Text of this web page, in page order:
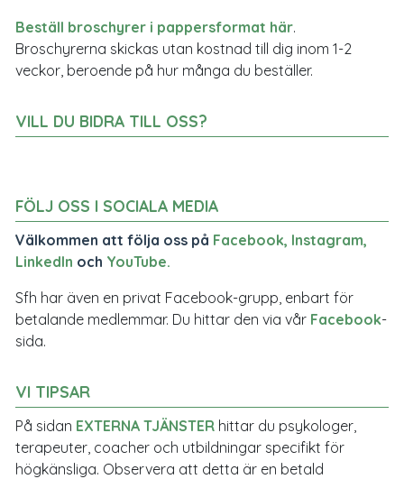
Beställ broschyrer i pappersformat här.
Broschyrerna skickas utan kostnad till dig inom 1-2
veckor, beroende på hur många du beställer.
VILL DU BIDRA TILL OSS?
FÖLJ OSS I SOCIALA MEDIA
Välkommen att följa oss på Facebook, Instagram,
LinkedIn och YouTube.
Sfh har även en privat Facebook-grupp, enbart för
betalande medlemmar. Du hittar den via vår Facebook-
sida.
VI TIPSAR
På sidan EXTERNA TJÄNSTER hittar du psykologer,
terapeuter, coacher och utbildningar specifikt för
högkänsliga. Observera att detta är en betald